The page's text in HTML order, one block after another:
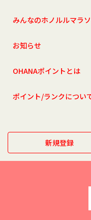
みんなのホノルルマラ
お知らせ
OHANAポイントとは
ポイント/ランクについ
新規登録